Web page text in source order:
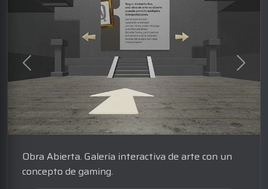
Obra Abierta. Galería interactiva de arte con un
concepto de gaming.